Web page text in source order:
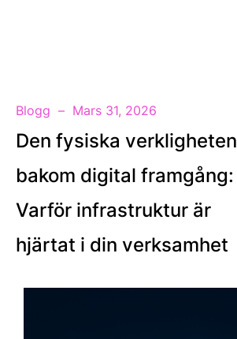
Blogg Mars 31, 2026
Den fysiska verkligheten
bakom digital framgång:
Varför infrastruktur är
hjärtat i din verksamhet